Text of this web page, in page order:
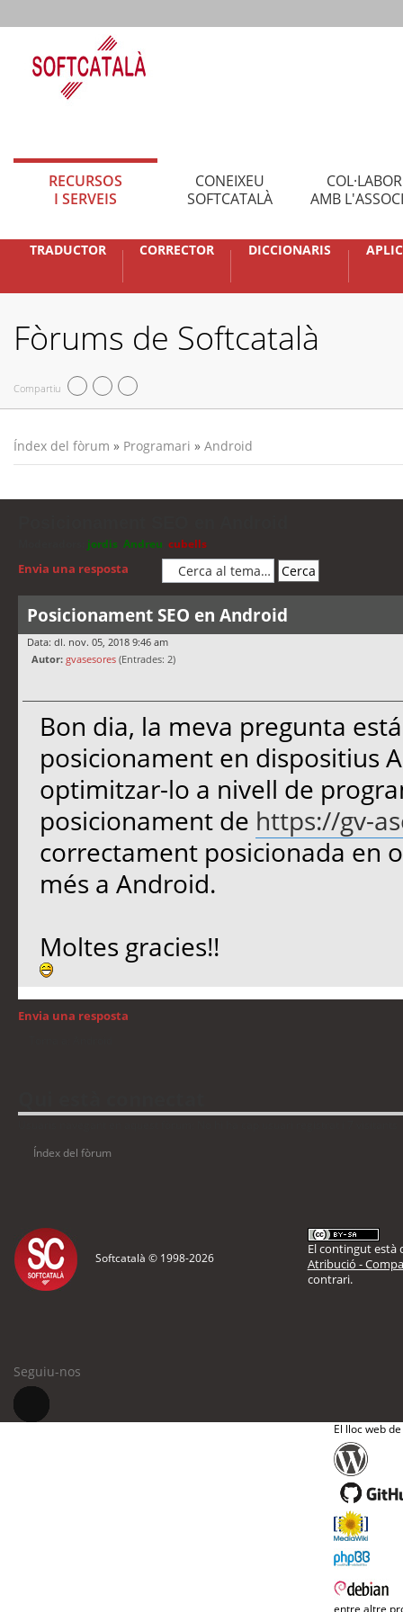
RECURSOS
I SERVEIS
CONEIXEU
SOFTCATALÀ
AMB
TRADUCTOR CORRECTOR DICCIONARIS
Fòrums de Softcatalà
Compartiu
Índex del fòrum » Programari » Android
jordis Andreu cubells
Envia una resposta
Posicionament SEO en Android
Data: dl. nov. 05, 2018 9:46 am
Autor: gvasesores (Entrades: 2)
Bon dia, la meva pregunta
posicionament en dispositius
optimitzar-lo a nivell de
posicionament de https://gv-
correctament posicionada en
més a Android.
Moltes gracies!!
Envia una resposta
Índex del fòrum
Softcatalà © 1998-2026
El contingut està
Atribució -
contrari.
Seguiu-nos
El lloc web
entre altre